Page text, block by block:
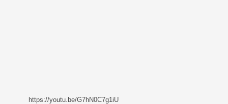
https://youtu.be/G7hN0C7g1iU